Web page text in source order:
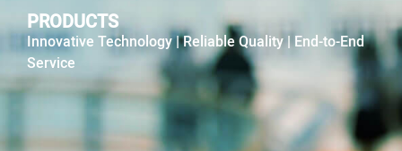
PRODUCTS
Innovative Technology | Reliable Quality | End-to-End
Service